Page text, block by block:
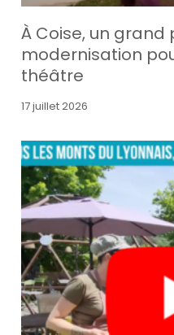
À Coise, un grand
modernisation
théâtre
17 juillet 2026